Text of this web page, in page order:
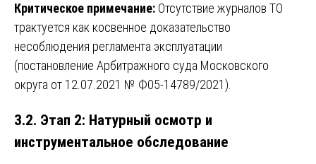
Критическое примечание: Отсутствие журналов ТО
трактуется как косвенное доказательство
несоблюдения регламента эксплуатации
(постановление Арбитражного суда Московского
округа от 12.07.2021 № Ф05-14789/2021).
3.2. Этап 2: Натурный осмотр и
инструментальное обследование